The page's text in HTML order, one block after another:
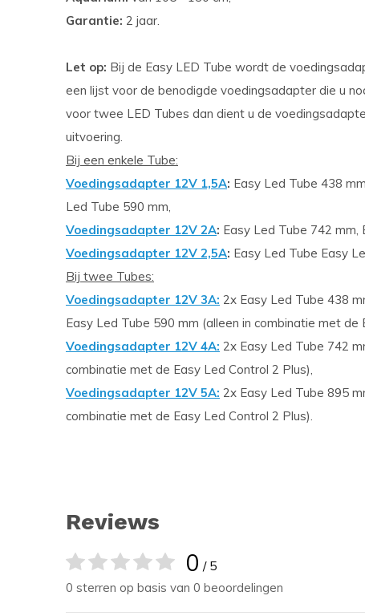
Garantie: 2 jaar.
Let op: Bij de Easy LED Tube wordt de
een lijst voor de benodigde voedingsadapter die u
voor twee LED Tubes dan dient u de
uitvoering.
Bij een enkele Tube:
Voedingsadapter 12V 1,5A: Easy Led Tube 438
Led Tube 590 mm,
Voedingsadapter 12V 2A: Easy Led Tube 742 mm,
Voedingsadapter 12V 2,5A: Easy Led Tube Easy
Bij twee Tubes:
Voedingsadapter 12V 3A: 2x Easy Led Tube 438
Easy Led Tube 590 mm (alleen in combinatie met de
Voedingsadapter 12V 4A: 2x Easy Led Tube 742
combinatie met de Easy Led Control 2 Plus),
Voedingsadapter 12V 5A: 2x Easy Led Tube 895
combinatie met de Easy Led Control 2 Plus).
Reviews
0 / 5
0 sterren op basis van 0 beoordelingen